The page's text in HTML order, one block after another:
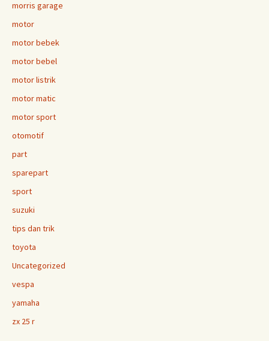
morris garage
motor
motor bebek
motor bebel
motor listrik
motor matic
motor sport
otomotif
part
sparepart
sport
suzuki
tips dan trik
toyota
Uncategorized
vespa
yamaha
zx 25 r